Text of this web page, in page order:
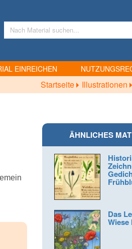
EINREICHEN
Startseite Illustrationen
ÄHNLICHES
Das
Wiese